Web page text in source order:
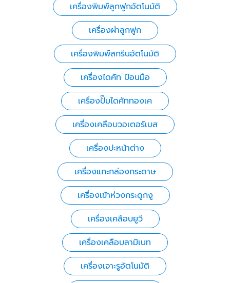
เครื่องพิมพ์ลูกฟูกอัตโนมัติ
เครื่องผ่าลูกฟูก
เครื่องพิมพ์สกรีนอัตโนมัติ
เครื่องไดคัท ป้อนมือ
เครื่องปั๊มไดคัททองเค
เครื่องเคลือบวอเตอร์เบส
เครื่องปะหน้าต่าง
เครื่องแกะกล่องกระดาษ
เครื่องเข้าห่วงกระดูกงู
เครื่องเคลือบยูวี
เครื่องเคลือบลามิเนท
เครื่องเจาะรูอัตโนมัติ